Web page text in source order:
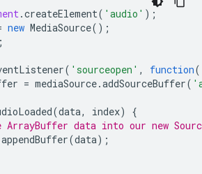
.createElement( 'audio' );
new MediaSource();
;
( 'sourceopen' , function
= mediaSource.addSourceBuffer(
(data, index)
{
ArrayBuffer data into our new
appendBuffer(data);